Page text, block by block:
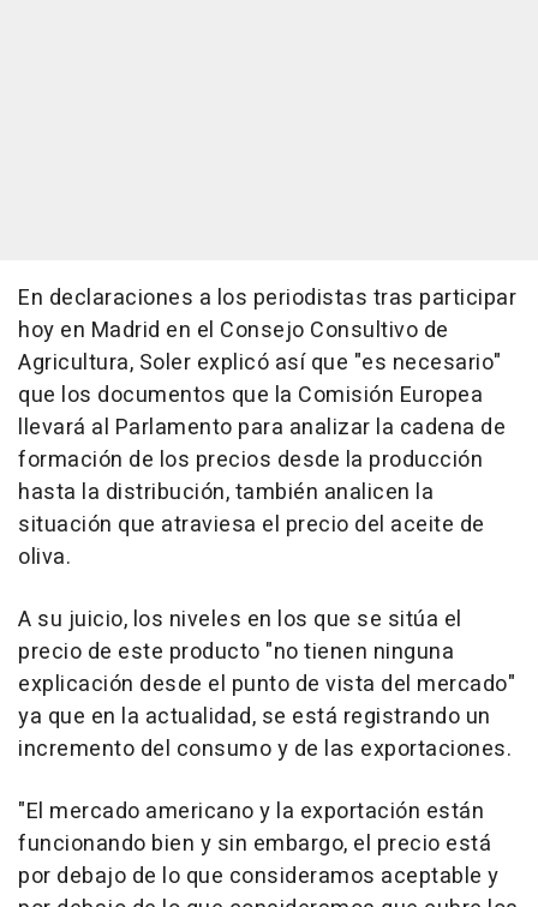
En declaraciones a los periodistas tras participar
hoy en Madrid en el Consejo Consultivo de
Agricultura, Soler explicó así que "es necesario"
que los documentos que la Comisión Europea
llevará al Parlamento para analizar la cadena de
formación de los precios desde la producción
hasta la distribución, también analicen la
situación que atraviesa el precio del aceite de
oliva.
A su juicio, los niveles en los que se sitúa el
precio de este producto "no tienen ninguna
explicación desde el punto de vista del mercado"
ya que en la actualidad, se está registrando un
incremento del consumo y de las exportaciones.
"El mercado americano y la exportación están
funcionando bien y sin embargo, el precio está
por debajo de lo que consideramos aceptable y